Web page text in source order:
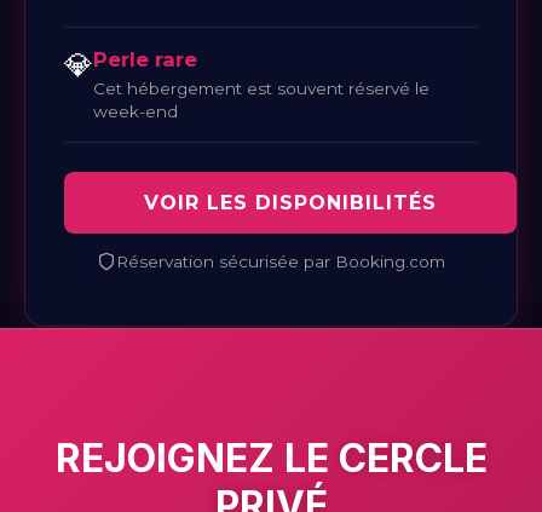
💎Perle rare
Cet hébergement est souvent réservé le
week-end
VOIR LES DISPONIBILITÉS
Réservation sécurisée par Booking.com
REJOIGNEZ LE CERCLE